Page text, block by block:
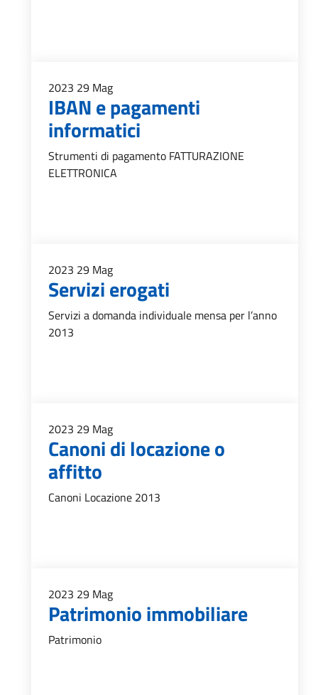
2023 29 Mag
IBAN e pagamenti
informatici
Strumenti di pagamento FATTURAZIONE
ELETTRONICA
2023 29 Mag
Servizi erogati
Servizi a domanda individuale mensa per l’anno
2013
2023 29 Mag
Canoni di locazione o
affitto
Canoni Locazione 2013
2023 29 Mag
Patrimonio immobiliare
Patrimonio